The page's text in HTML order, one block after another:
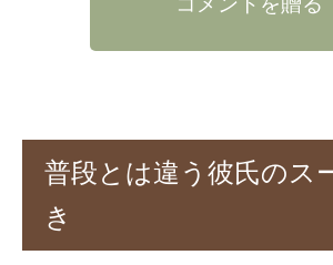
普段とは違う彼氏のス
き